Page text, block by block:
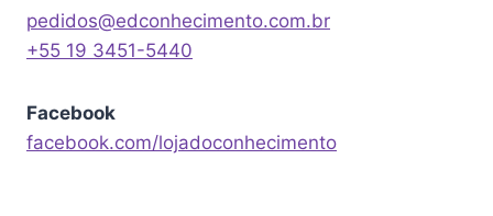
pedidos@edconhecimento.com.br
+55 19 3451-5440
Facebook
facebook.com/lojadoconhecimento